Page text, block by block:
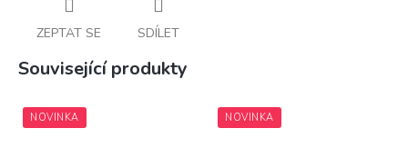
ZEPTAT SE SDÍLET
Související produkty
NOVINKA NOVINKA